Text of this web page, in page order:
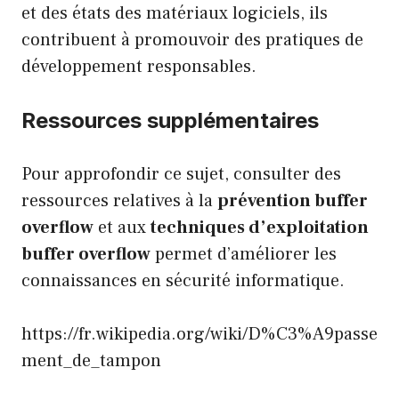
et des états des matériaux logiciels, ils
contribuent à promouvoir des pratiques de
développement responsables.
Ressources supplémentaires
Pour approfondir ce sujet, consulter des
ressources relatives à laprévention buffer
overflow et auxtechniques d’exploitation
buffer overflowpermet d’améliorer les
connaissances en sécurité informatique.
https://fr.wikipedia.org/wiki/D%C3%A9passe
ment_de_tampon